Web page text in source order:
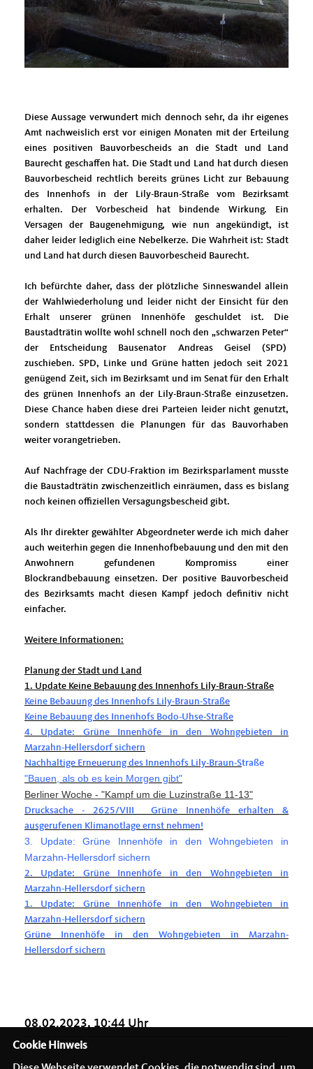
Diese Aussage verwundert mich dennoch sehr, da ihr eigenes
Amt nachweislich erst vor einigen Monaten mit der Erteilung
eines positiven Bauvorbescheids an die Stadt und Land
Baurecht geschaffen hat. Die Stadt und Land hat durch diesen
Bauvorbescheid rechtlich bereits grünes Licht zur Bebauung
des Innenhofs in der Lily-Braun-Straße vom Bezirksamt
erhalten. Der Vorbescheid hat bindende Wirkung. Ein
Versagen der Baugenehmigung, wie nun angekündigt, ist
daher leider lediglich eine Nebelkerze. Die Wahrheit ist: Stadt
und Land hat durch diesen Bauvorbescheid Baurecht.
Ich befürchte daher, dass der plötzliche Sinneswandel allein
der Wahlwiederholung und leider nicht der Einsicht für den
Erhalt unserer grünen Innenhöfe geschuldet ist. Die
Baustadträtin wollte wohl schnell noch den „schwarzen Peter“
der Entscheidung Bausenator Andreas Geisel (SPD)
zuschieben. SPD, Linke und Grüne hatten jedoch seit 2021
genügend Zeit, sich im Bezirksamt und im Senat für den Erhalt
des grünen Innenhofs an der Lily-Braun-Straße einzusetzen.
Diese Chance haben diese drei Parteien leider nicht genutzt,
sondern stattdessen die Planungen für das Bauvorhaben
weiter vorangetrieben.
Auf Nachfrage der CDU-Fraktion im Bezirksparlament musste
die Baustadträtin zwischenzeitlich einräumen, dass es bislang
noch keinen offiziellen Versagungsbescheid gibt.
Als Ihr direkter gewählter Abgeordneter werde ich mich daher
auch weiterhin gegen die Innenhofbebauung und den mit den
Anwohnern gefundenen Kompromiss einer
Blockrandbebauung einsetzen. Der positive Bauvorbescheid
des Bezirksamts macht diesen Kampf jedoch definitiv nicht
einfacher.
Weitere Informationen:
Planung der Stadt und Land
1. Update Keine Bebauung des Innenhofs Lily-Braun-Straße
Keine Bebauung des Innenhofs Lily-Braun-Straße
Keine Bebauung des Innenhofs Bodo-Uhse-Straße
4. Update: Grüne Innenhöfe in den Wohngebieten in
Marzahn-Hellersdorf sichern
Nachhaltige Erneuerung des Innenhofs Lily-Braun-Straße
"Bauen, als ob es kein Morgen gibt"
Berliner Woche - "Kampf um die Luzinstraße 11-13"
Drucksache - 2625/VIII Grüne Innenhöfe erhalten &
ausgerufenen Klimanotlage ernst nehmen!
3. Update: Grüne Innenhöfe in den Wohngebieten in
Marzahn-Hellersdorf sichern
2. Update: Grüne Innenhöfe in den Wohngebieten in
Marzahn-Hellersdorf sichern
1. Update: Grüne Innenhöfe in den Wohngebieten in
Marzahn-Hellersdorf sichern
Grüne Innenhöfe in den Wohngebieten in Marzahn-
Hellersdorf sichern
08.02.2023, 10:44 Uhr
Cookie Hinweis